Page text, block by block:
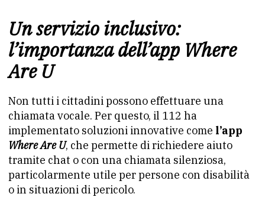
Un servizio inclusivo:
l’importanza dell’app Where
Are U
Non tutti i cittadini possono effettuare una
chiamata vocale. Per questo, il 112 ha
implementato soluzioni innovative come l’app
Where Are U, che permette di richiedere aiuto
tramite chat o con una chiamata silenziosa,
particolarmente utile per persone con disabilità
o in situazioni di pericolo.